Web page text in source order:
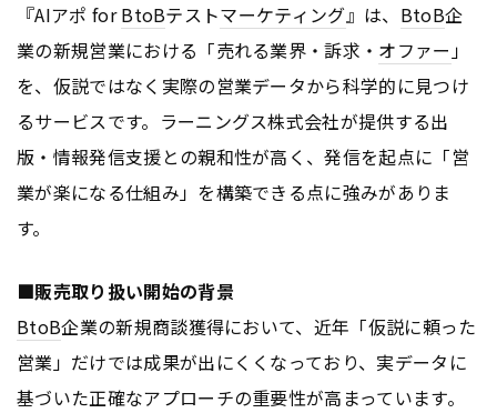
『AIアポ forBtoBテストマーケティング』は、 BtoB企
業の新規営業における「売れる業界・訴求・ オファー」
を、仮説ではなく実際の営業データから科学的に見つけ
るサービスです。ラーニングス株式会社が提供する出
版・情報発信支援との親和性が高く、発信を起点に「営
業が楽になる仕組み」を構築できる点に強みがありま
す。
■販売取り扱い開始の背景
BtoB企業の新規商談獲得において、近年「仮説に頼った
営業」だけでは成果が出にくくなっており、実データに
基づいた正確なアプローチの重要性が高まっています。